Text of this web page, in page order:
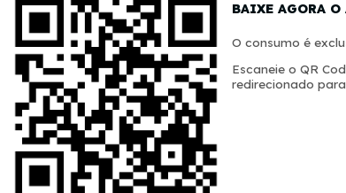
BAIXE AGORA O
O consumo é
Escaneie o QR
redirecionado